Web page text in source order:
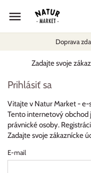
Doprava
Zadajte svoje
Prihlásiť sa
Vitajte v Natur Market - e-
Tento internetový obchod
právnické osoby.
Zadajte svoje zákaznícke
E-mail
Späť na
Calvo
Gullón
Goya